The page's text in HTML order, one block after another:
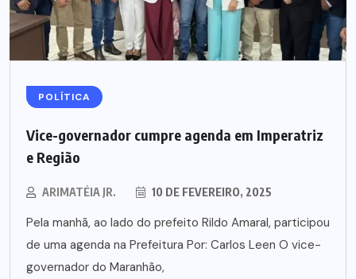
POLÍTICA
Vice-governador cumpre agenda em Imperatriz
e Região
ARIMATÉIA JR. 10 DE FEVEREIRO, 2025
Pela manhã, ao lado do prefeito Rildo Amaral, participou
de uma agenda na Prefeitura Por: Carlos Leen O vice-
governador do Maranhão,